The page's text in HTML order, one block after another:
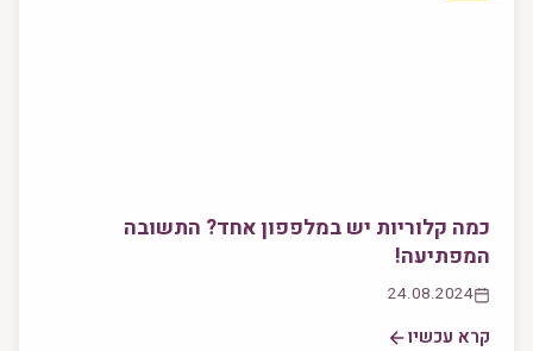
כמה קלוריות יש במלפפון אחד? התשובה
המפתיעה!
24.08.2024
קרא עכשיו